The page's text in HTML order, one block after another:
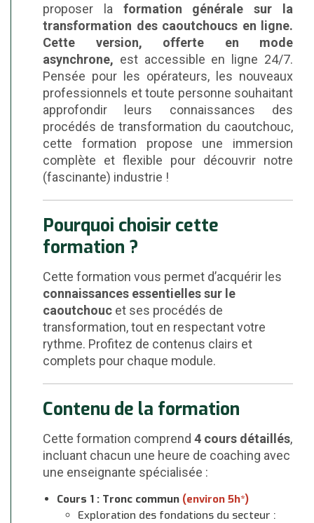
proposer la formation générale sur la
transformation des caoutchoucs en ligne.
Cette version, offerte en mode
asynchrone, est accessible en ligne 24/7.
Pensée pour les opérateurs, les nouveaux
professionnels et toute personne souhaitant
approfondir leurs connaissances des
procédés de transformation du caoutchouc,
cette formation propose une immersion
complète et flexible pour découvrir notre
(fascinante) industrie !
Pourquoi choisir cette
formation ?
Cette formation vous permet d’acquérir les
connaissances essentielles sur le
caoutchouc et ses procédés de
transformation, tout en respectant votre
rythme. Profitez de contenus clairs et
complets pour chaque module.
Contenu de la formation
Cette formation comprend 4 cours détaillés,
incluant chacun une heure de coaching avec
une enseignante spécialisée :
Cours 1 : Tronc commun (environ 5h*)
Exploration des fondations du secteur :